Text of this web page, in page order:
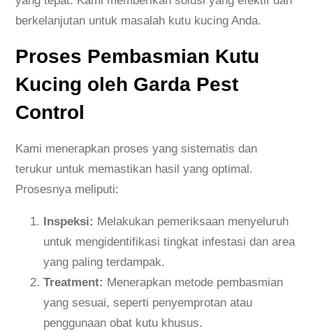
berkelanjutan untuk masalah kutu kucing Anda.
Proses Pembasmian Kutu
Kucing oleh Garda Pest
Control
Kami menerapkan proses yang sistematis dan
terukur untuk memastikan hasil yang optimal.
Prosesnya meliputi:
Inspeksi: Melakukan pemeriksaan menyeluruh
untuk mengidentifikasi tingkat infestasi dan area
yang paling terdampak.
Treatment: Menerapkan metode pembasmian
yang sesuai, seperti penyemprotan atau
penggunaan obat kutu khusus.